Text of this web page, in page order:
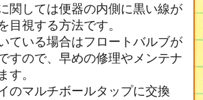
関しては便器の内側に黒い線が
目視する方法です。
ている場合はフロートバルブが
すので、早めの修理やメンテナ
す。
のマルチボールタップに交換